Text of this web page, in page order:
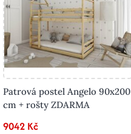
Patrová postel Angelo 90x200
cm + rošty ZDARMA
9042 Kč